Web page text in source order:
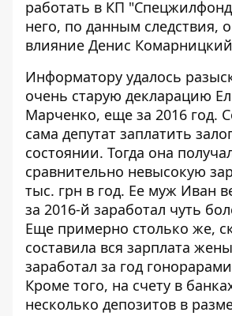
работать в КП
него, по данным следствия,
влияние Денис
Информатору удалось
очень старую декларацию
Марченко, еще за 2016 год.
сама депутат заплатить
состоянии. Тогда она
сравнительно невысокую
тыс. грн в год. Ее муж Иван
за 2016-й заработал чуть
Еще примерно столько же,
составила вся зарплата
заработал за год
Кроме того, на счету в
несколько депозитов в